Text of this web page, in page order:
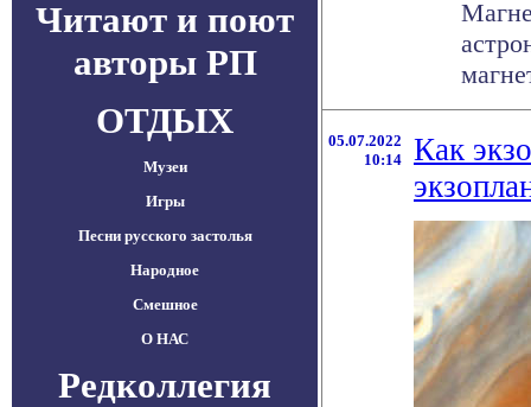
Читают и поют
авторы РП
ОТДЫХ
Музеи
Игры
Песни русского застолья
Народное
Смешное
О НАС
Редколлегия
05.07.2022
10:14
Как